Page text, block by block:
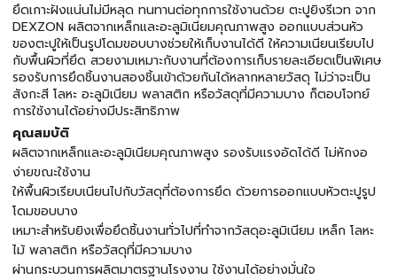
ยึดเกาะฝังแน่นไม่มีหลุด ทนทานต่อทุกการใช้งานด้วย ตะปูยิงรีเวท จาก
DEXZON ผลิตจากเหล็กและอะลูมิเนียมคุณภาพสูง ออกแบบส่วนหัว
ของตะปูให้เป็นรูปโดมขอบบางช่วยให้เก็บงานได้ดี ให้ความเนียนเรียบไป
กับพื้นผิวที่ยึด สวยงามเหมาะกับงานที่ต้องการเก็บรายละเอียดเป็นพิเศษ
รองรับการยึดชิ้นงานสองชิ้นเข้าด้วยกันได้หลากหลายวัสดุ ไม่ว่าจะเป็น
สังกะสี โลหะ อะลูมิเนียม พลาสติก หรือวัสดุที่มีความบาง ก็ตอบโจทย์
การใช้งานได้อย่างมีประสิทธิภาพ
คุณสมบัติ
ผลิตจากเหล็กและอะลูมิเนียมคุณภาพสูง รองรับแรงอัดได้ดี ไม่หักงอ
ง่ายขณะใช้งาน
ให้พื้นผิวเรียบเนียนไปกับวัสดุที่ต้องการยึด ด้วยการออกแบบหัวตะปูรูป
โดมขอบบาง
เหมาะสำหรับยิงเพื่อยึดชิ้นงานทั่วไปที่ทำจากวัสดุอะลูมิเนียม เหล็ก โลหะ
ไม้ พลาสติก หรือวัสดุที่มีความบาง
ผ่านกระบวนการผลิตมาตรฐานโรงงาน ใช้งานได้อย่างมั่นใจ